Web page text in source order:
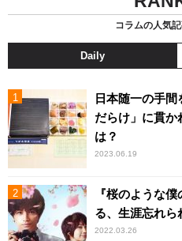
コラムの人気
Daily
日本随一の手
だらけ」に貫か
は？
2023.06.19
『桜のような
る、生涯忘れら
2022.03.26